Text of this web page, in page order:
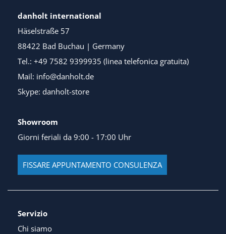
danholt international
Häselstraße 57
88422 Bad Buchau | Germany
Tel.: +49 7582 9399935 (linea telefonica gratuita)
Mail: info@danholt.de
Skype: danholt-store
Showroom
Giorni feriali da 9:00 - 17:00 Uhr
FISSARE APPUNTAMENTO CONSULENZA
Servizio
Chi siamo